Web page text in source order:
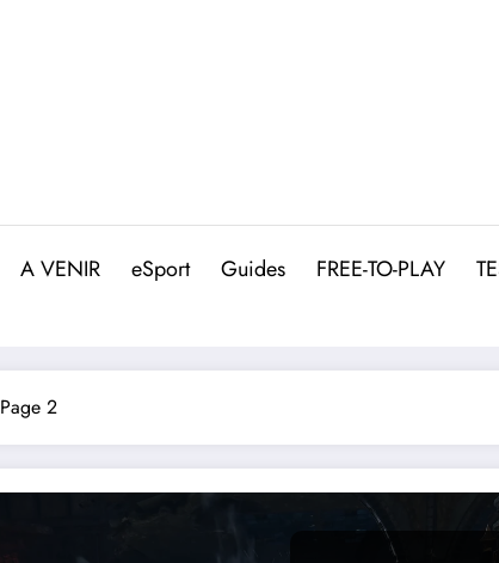
A VENIR eSport Guides FREE-TO-PLAY
Page 2